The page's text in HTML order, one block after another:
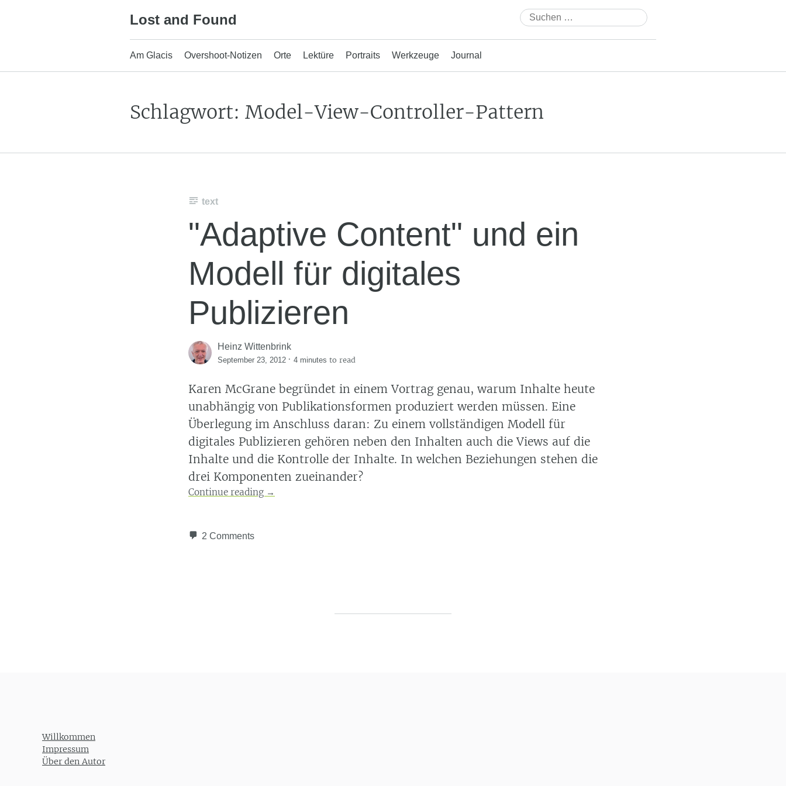
Lost and Found
Suchen
nach:
Am Glacis Overshoot-Notizen Orte Lektüre Portraits Werkzeuge Journal
Schlagwort: Model-View-Controller-Pattern
text
"Adaptive Content" und ein
Modell für digitales
Publizieren
Heinz Wittenbrink
September 23, 2012 · 4 minutes to read
Karen McGrane begründet in einem Vortrag genau, warum Inhalte heute
unabhängig von Publikationsformen produziert werden müssen. Eine
Überlegung im Anschluss daran: Zu einem vollständigen Modell für
digitales Publizieren gehören neben den Inhalten auch die Views auf die
Inhalte und die Kontrolle der Inhalte. In welchen Beziehungen stehen die
drei Komponenten zueinander?
Continue reading →
2 Comments
Willkommen
Impressum
Über den Autor